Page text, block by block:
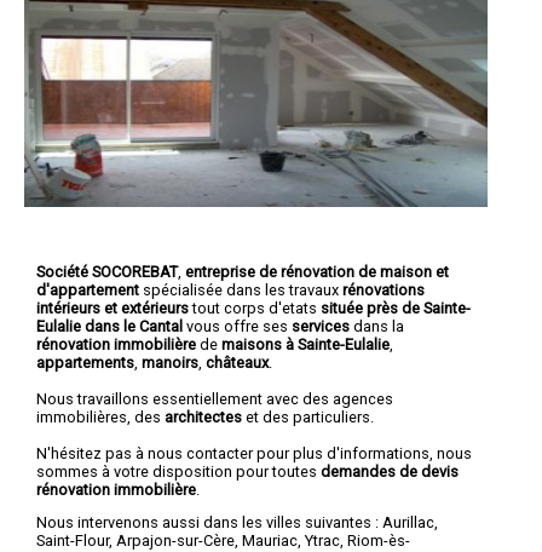
Société SOCOREBAT, entreprise de rénovation de maison et
d'appartement spécialisée dans les travaux rénovations
intérieurs et extérieurstout corps d'etats située près de Sainte-
Eulalie dans le Cantal vous offre ses services dans la
rénovation immobilière de maisons à Sainte-Eulalie
appartements manoirs châteaux.
Nous travaillons essentiellement avec des agences
immobilières, des architectes et des particuliers.
N'hésitez pas à nous contacter pour plus d'informations, nous
sommes à votre disposition pour toutes demandes de devis
rénovation immobilière
Nous intervenons aussi dans les villes suivantes : Aurillac,
Saint-Flour, Arpajon-sur-Cère, Mauriac, Ytrac, Riom-ès-